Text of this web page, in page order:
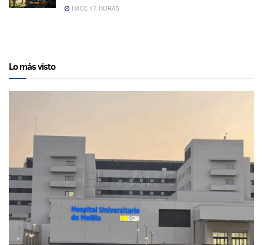
HACE 17 HORAS
Lo más visto